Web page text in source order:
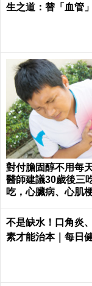
生之道：替「血管
對付膽固醇不用每
醫師建議30歲後三
吃，心臟病、心肌
不是缺水！口角炎
素才能治本｜每日